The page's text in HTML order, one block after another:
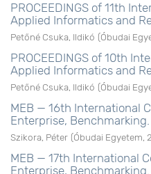
PROCEEDINGS of 11th
Applied Informatics and
Petőné Csuka, Ildikó (Óbudai
PROCEEDINGS of 10th
Applied Informatics and
Petőné Csuka, Ildikó (Óbudai
MEB — 16th International
Enterprise,
Szikora, Péter (Óbudai Egyetem
MEB — 17th International
Enterprise,